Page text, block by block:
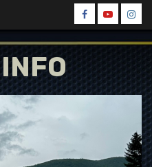
Spin
Facebook
Spin
Youtube
Spin